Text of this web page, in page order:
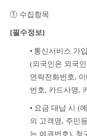
① 수집항목
[필수정보]
• 통신서비스 가
(외국인은 외국
연락전화번호,
번호, 카드사명,
• 요금 대납 시 (
의 고객명, 주민
는 여권번호), 청